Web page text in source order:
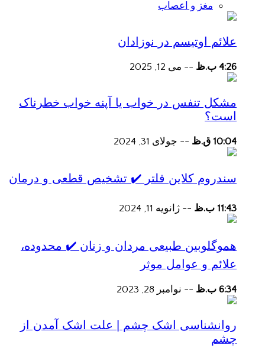
مغز و اعصاب
علائم اوتیسم در نوزادان
4:26 ب.ظ -- می 12, 2025
مشکل تنفس در خواب یا آپنه خواب خطرناک
است؟
10:04 ق.ظ -- جولای 31, 2024
سندروم کلاین فلتر ✔️ تشخیص قطعی و درمان
11:43 ب.ظ -- ژانویه 11, 2024
هموگلوبین طبیعی مردان و زنان ✔️ محدوده،
علائم و عوامل موثر
6:34 ب.ظ -- نوامبر 28, 2023
روانشناسی اشک چشم | علت اشک آمدن از
چشم